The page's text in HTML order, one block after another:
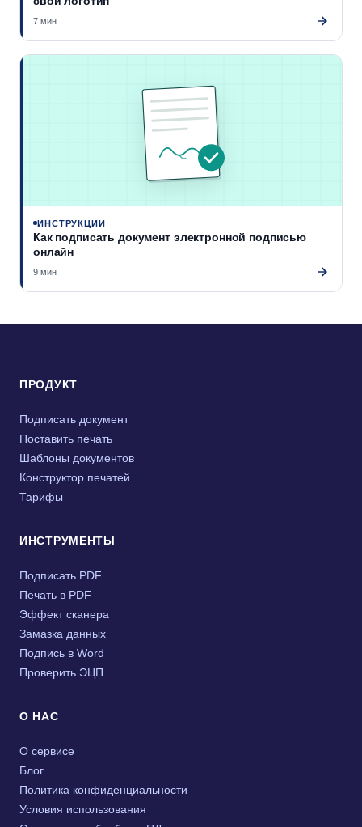
7 мин
ИНСТРУКЦИИ
Как подписать документ электронной подписью
онлайн
9 мин
ПРОДУКТ
Подписать документ
Поставить печать
Шаблоны документов
Конструктор печатей
Тарифы
ИНСТРУМЕНТЫ
Подписать PDF
Печать в PDF
Эффект сканера
Замазка данных
Подпись в Word
Проверить ЭЦП
О НАС
О сервисе
Блог
Политика конфиденциальности
Условия использования